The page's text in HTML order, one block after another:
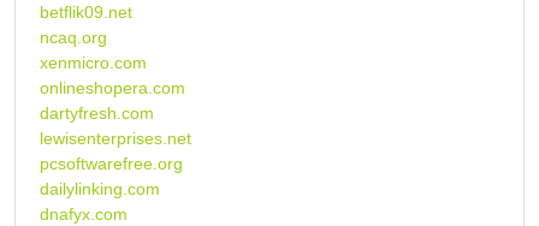
betflik09.net
ncaq.org
xenmicro.com
onlineshopera.com
dartyfresh.com
lewisenterprises.net
pcsoftwarefree.org
dailylinking.com
dnafyx.com